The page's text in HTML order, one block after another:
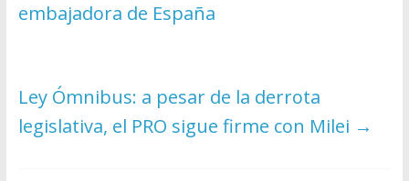
embajadora de España
Ley Ómnibus: a pesar de la derrota
legislativa, el PRO sigue firme con Milei →